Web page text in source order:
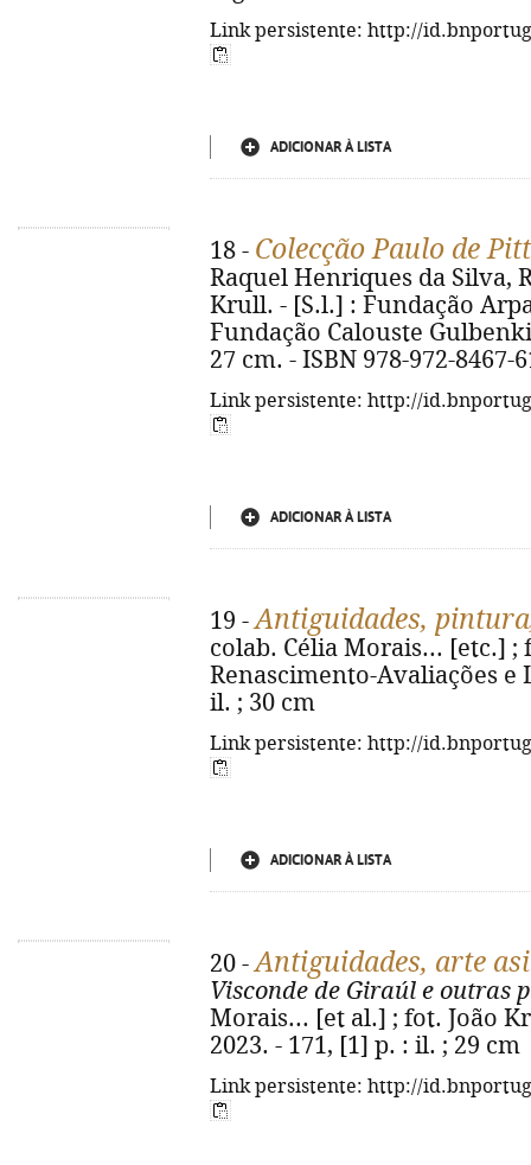
Link persistente: http://
ADICIONAR À LISTA
18 - Colecção Paulo de
Raquel Henriques da Silva,
Krull. - [S.l.] : Fundação
Fundação Calouste
27 cm. - ISBN 978-972-8467-
Link persistente: http://
ADICIONAR À LISTA
19 -Antiguidades,
colab. Célia Morais... [etc.] ;
Renascimento-Avaliações e
il. ; 30 cm
Link persistente: http://
ADICIONAR À LISTA
20 -Antiguidades, arte
Visconde de Giraúl e outras
Morais... [et al.] ; fot. João
2023. - 171, [1] p. : il. ; 29 cm
Link persistente: http://